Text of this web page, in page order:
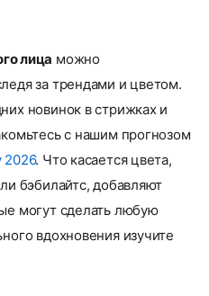
лица можно
за трендами и цветом.
новинок в стрижках и
с нашим прогнозом
2026. Что касается цвета,
бэбилайтс, добавляют
могут сделать любую
вдохновения изучите